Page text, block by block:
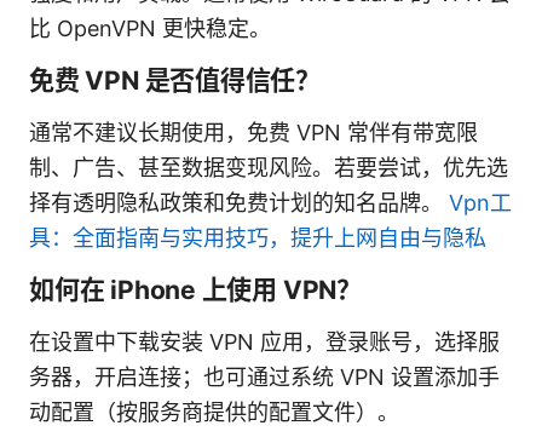
比 OpenVPN 更快稳定。
免费 VPN 是否值得信任？
通常不建议长期使用，免费 VPN 常伴有带宽限
制、广告、甚至数据变现风险。若要尝试，优先选
择有透明隐私政策和免费计划的知名品牌。 Vpn工
具：全面指南与实用技巧，提升上网自由与隐私
如何在 iPhone 上使用 VPN？
在设置中下载安装 VPN 应用，登录账号，选择服
务器，开启连接；也可通过系统 VPN 设置添加手
动配置（按服务商提供的配置文件）。